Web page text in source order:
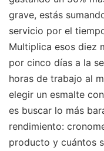
grave, estás
servicio por el
Multiplica esos diez
por cinco días a la
horas de trabajo al
elegir un esmalte
es buscar lo más
rendimiento:
producto y cuántos